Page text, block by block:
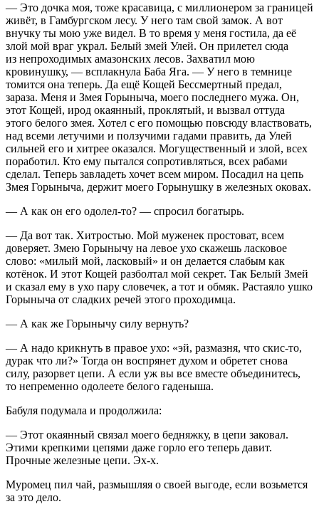
— Это дочка моя, тоже красавица, с миллионером за границей
живёт, в Гамбургском лесу. У него там свой замок. А вот
внучку ты мою уже видел. В то время у меня гостила, да её
злой мой враг украл. Белый змей Улей. Он прилетел сюда
из непроходимых амазонских лесов. Захватил мою
кровинушку, — всплакнула Баба Яга. — У него в темнице
томится она теперь. Да ещё Кощей Бессмертный предал,
зараза. Меня и Змея Горыныча, моего последнего мужа. Он,
этот Кощей, ирод окаянный, проклятый, и вызвал оттуда
этого белого змея. Хотел с его помощью повсюду властвовать,
над всеми летучими и ползучими гадами править, да Улей
сильней его и хитрее оказался. Могущественный и злой, всех
поработил. Кто ему пытался сопротивляться, всех рабами
сделал. Теперь завладеть хочет всем миром. Посадил на цепь
Змея Горыныча, держит моего Горынушку в железных оковах.
— А как он его одолел-то? — спросил богатырь.
— Да вот так. Хитростью. Мой муженек простоват, всем
доверяет. Змею Горынычу на левое ухо скажешь ласковое
слово: «милый мой, ласковый» и он делается слабым как
котёнок. И этот Кощей разболтал мой секрет. Так Белый Змей
и сказал ему в ухо пару словечек, а тот и обмяк. Растаяло ушко
Горыныча от сладких речей этого проходимца.
— А как же Горынычу силу вернуть?
— А надо крикнуть в правое ухо: «эй, размазня, что скис-то,
дурак что ли?» Тогда он воспрянет духом и обретет снова
силу, разорвет цепи. А если уж вы все вместе объединитесь,
то непременно одолеете белого гаденыша.
Бабуля подумала и продолжила:
— Этот окаянный связал моего бедняжку, в цепи заковал.
Этими крепкими цепями даже горло его теперь давит.
Прочные железные цепи. Эх-х.
Муромец пил чай, размышляя о своей выгоде, если возьмется
за это дело.